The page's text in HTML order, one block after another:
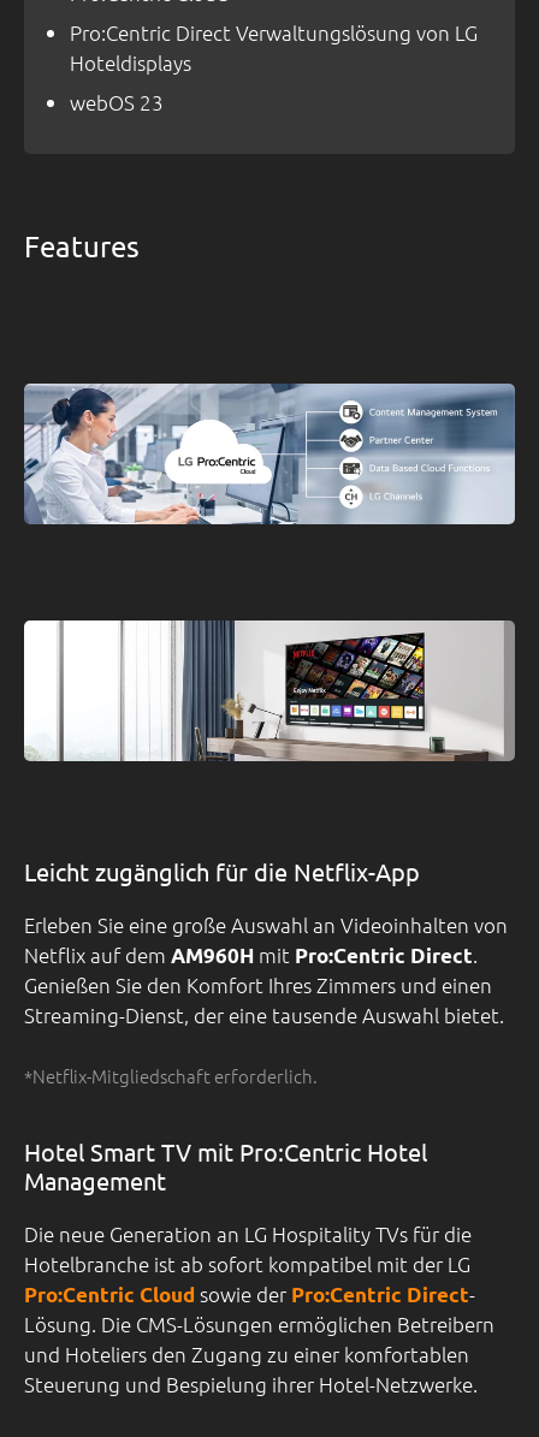
Pro:Centric Direct Verwaltungslösung von LG
Hoteldisplays
webOS 23
Features
Hotel Smart TV mit Pro:Centric Hotel
Management
Die neue Generation an LG Hospitality TVs für die
Hotelbranche ist ab sofort kompatibel mit der LG
Pro:Centric Cloud sowie der Pro:Centric Direct-
Lösung. Die CMS-Lösungen ermöglichen Betreibern
und Hoteliers den Zugang zu einer komfortablen
Steuerung und Bespielung ihrer Hotel-Netzwerke.
Leicht zugänglich für die Netflix-App
Erleben Sie eine große Auswahl an Videoinhalten von
Netflix auf dem AM960H mit Pro:Centric Direct.
Genießen Sie den Komfort Ihres Zimmers und einen
Streaming-Dienst, der eine tausende Auswahl bietet.
*Netflix-Mitgliedschaft erforderlich.